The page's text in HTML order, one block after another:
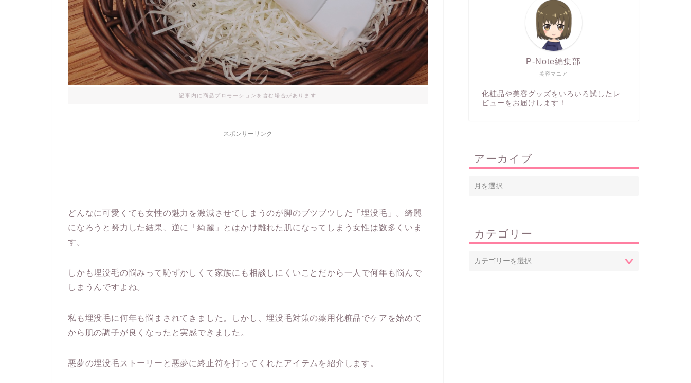
記事内に商品プロモーションを含む場合があります
スポンサーリンク
どんなに可愛くても女性の魅力を激減させてしまうのが脚のブツブツした「埋没毛」。綺麗
になろうと努力した結果、逆に「綺麗」とはかけ離れた肌になってしまう女性は数多くいま
す。
しかも埋没毛の悩みって恥ずかしくて家族にも相談しにくいことだから一人で何年も悩んで
しまうんですよね。
私も埋没毛に何年も悩まされてきました。しかし、埋没毛対策の薬用化粧品でケアを始めて
から肌の調子が良くなったと実感できました。
悪夢の埋没毛ストーリーと悪夢に終止符を打ってくれたアイテムを紹介します。
美容マニア
P-Note編集部
化粧品や美容グッズをいろいろ試したレ
ビューをお届けします！
アーカイブ
カテゴリー